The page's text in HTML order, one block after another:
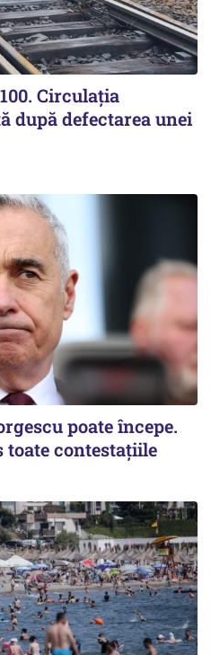
Circulația
după defectarea unei
poate începe.
toate contestațiile